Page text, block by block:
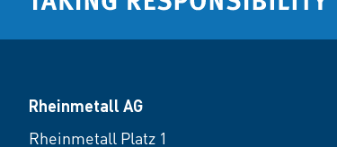
Rheinmetall AG
Rheinmetall Platz 1